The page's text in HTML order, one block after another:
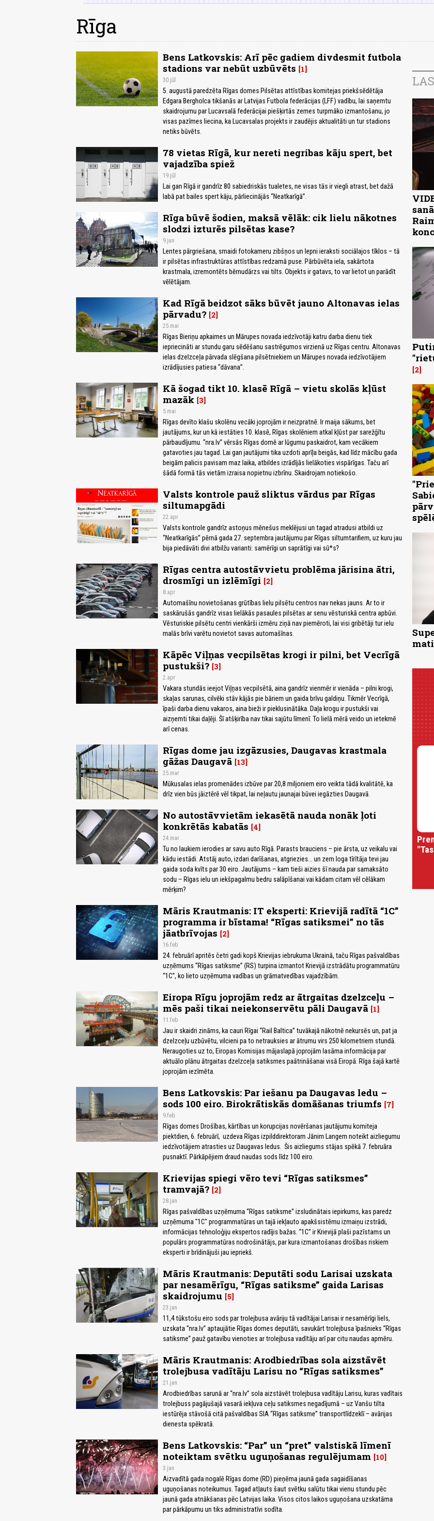
Rīga
Bens Latkovskis: Arī pēc gadiem divdesmit futbola
stadions var nebūt uzbūvēts 1
30.jūl
5. augustā paredzēta Rīgas domes Pilsētas attīstības komitejas priekšsēdētāja
Edgara Bergholca tikšanās ar Latvijas Futbola federācijas (LFF) vadību, lai saņemtu
skaidrojumu par Lucavsalā federācijai piešķirtās zemes turpmāko izmantošanu, jo
visas pazīmes liecina, ka Lucavsalas projekts ir zaudējis aktualitāti un tur stadions
netiks būvēts.
78 vietas Rīgā, kur nereti negribas kāju spert, bet
vajadzība spiež
19.jūl
Lai gan Rīgā ir gandrīz 80 sabiedriskās tualetes, ne visas tās ir viegli atrast, bet dažā
labā pat bailes spert kāju, pārliecinājās “Neatkarīgā”.
Rīga būvē šodien, maksā vēlāk: cik lielu nākotnes
slodzi izturēs pilsētas kase?
9.jun
Lentes pārgriešana, smaidi fotokameru zibšņos un lepni ieraksti sociālajos tīklos – tā
ir pilsētas infrastruktūras attīstības redzamā puse. Pārbūvēta iela, sakārtota
krastmala, izremontēts bērnudārzs vai tilts. Objekts ir gatavs, to var lietot un parādīt
vēlētājam.
Kad Rīgā beidzot sāks būvēt jauno Altonavas ielas
pārvadu? 2
25.mai
Rīgas Bieriņu apkaimes un Mārupes novada iedzīvotāji katru darba dienu tiek
iepriecināti ar stundu garu sēdēšanu sastrēgumos virzienā uz Rīgas centru. Altonavas
ielas dzelzceļa pārvada slēgšana pilsētniekiem un Mārupes novada iedzīvotājiem
izrādījusies patiesa “dāvana”.
Kā šogad tikt 10. klasē Rīgā – vietu skolās kļūst
mazāk 3
5.mai
Rīgas devīto klašu skolēnu vecāki joprojām ir neizpratnē. Ir maija sākums, bet
jautājums, kur un kā iestāties 10. klasē, Rīgas skolēniem atkal kļūst par sarežģītu
pārbaudījumu. “nra.lv” vērsās Rīgas domē ar lūgumu paskaidrot, kam vecākiem
gatavoties jau tagad. Lai gan jautājumi tika uzdoti aprīļa beigās, kad līdz mācību gada
beigām palicis pavisam maz laika, atbildes izrādījās lielākoties vispārīgas. Taču arī
šādā formā tās vietām izraisa nopietnu izbrīnu. Skaidrojam notiekošo.
Valsts kontrole pauž sliktus vārdus par Rīgas
siltumapgādi
22.apr
Valsts kontrole gandrīz astoņus mēnešus meklējusi un tagad atradusi atbildi uz
“Neatkarīgās” pērnā gada 27. septembra jautājumu par Rīgas siltumtarifiem, uz kuru jau
bija piedāvāti divi atbilžu varianti: samērīgi un saprātīgi vai sū*s?
Rīgas centra autostāvvietu problēma jārisina ātri,
drosmīgi un izlēmīgi 2
8.apr
Automašīnu novietošanas grūtības lielu pilsētu centros nav nekas jauns. Ar to ir
saskārušās gandrīz visas lielākās pasaules pilsētas ar senu vēsturiskā centra apbūvi.
Vēsturiskie pilsētu centri vienkārši izmēru ziņā nav piemēroti, lai visi gribētāji tur ielu
malās brīvi varētu novietot savas automašīnas.
Kāpēc Viļņas vecpilsētas krogi ir pilni, bet Vecrīgā
pustukši? 3
2.apr
Vakara stundās ieejot Viļņas vecpilsētā, aina gandrīz vienmēr ir vienāda – pilni krogi,
skaļas sarunas, cilvēki stāv kājās pie bāriem un gaida brīvu galdiņu. Tikmēr Vecrīgā,
īpaši darba dienu vakaros, aina bieži ir pieklusinātāka. Daļa krogu ir pustukši vai
aizņemti tikai daļēji. Šī atšķirība nav tikai sajūtu līmenī. To lielā mērā veido un ietekmē
arī cenas.
Rīgas dome jau izgāzusies, Daugavas krastmala
gāžas Daugavā 13
25.mar
Mūkusalas ielas promenādes izbūve par 20,8 miljoniem eiro veikta tādā kvalitātē, ka
drīz vien būs jāiztērē vēl tikpat, lai neļautu jaunajai būvei iegāzties Daugavā.
No autostāvvietām iekasētā nauda nonāk ļoti
konkrētās kabatās 4
24.mar
Tu no laukiem ierodies ar savu auto Rīgā. Parasts brauciens – pie ārsta, uz veikalu vai
kādu iestādi. Atstāj auto, izdari darīšanas, atgriezies… un zem loga tīrītāja tevi jau
gaida soda kvīts par 30 eiro. Jautājums – kam tieši aizies šī nauda par samaksāto
sodu – Rīgas ielu un iekšpagalmu bedru salāpīšanai vai kādam citam vēl cēlākam
mērķim?
Māris Krautmanis: IT eksperti: Krievijā radītā “1C”
programma ir bīstama! “Rīgas satiksmei” no tās
jāatbrīvojas 2
16.feb
24. februārī apritēs četri gadi kopš Krievijas iebrukuma Ukrainā, taču Rīgas pašvaldības
uzņēmums “Rīgas satiksme” (RS) turpina izmantot Krievijā izstrādātu programmatūru
“1C”, ko lieto uzņēmuma vadības un grāmatvedības vajadzībām.
Eiropa Rīgu joprojām redz ar ātrgaitas dzelzceļu –
mēs paši tikai neiekonservētu pāli Daugavā 1
11.feb
Jau ir skaidri zināms, ka cauri Rīgai “Rail Baltica” tuvākajā nākotnē nekursēs un, pat ja
dzelzceļu uzbūvētu, vilcieni pa to netrauksies ar ātrumu virs 250 kilometriem stundā.
Neraugoties uz to, Eiropas Komisijas mājaslapā joprojām lasāma informācija par
aktuālo plānu ātrgaitas dzelzceļa satiksmes paātrināšanai visā Eiropā. Rīga šajā kartē
joprojām iezīmēta.
Bens Latkovskis: Par iešanu pa Daugavas ledu –
sods 100 eiro. Birokrātiskās domāšanas triumfs 7
9.feb
Rīgas domes Drošības, kārtības un korupcijas novēršanas jautājumu komiteja
piektdien, 6. februārī, uzdeva Rīgas izpilddirektoram Jānim Langem noteikt aizliegumu
iedzīvotājiem atrasties uz Daugavas ledus. Šis aizliegums stājas spēkā 7. februāra
pusnaktī. Pārkāpējiem draud naudas sods līdz 100 eiro.
Krievijas spiegi vēro tevi “Rīgas satiksmes”
tramvajā? 2
28.jan
Rīgas pašvaldības uzņēmuma “Rīgas satiksme” izsludinātais iepirkums, kas paredz
uzņēmuma "1C" programmatūras un tajā iekļauto apakšsistēmu izmaiņu izstrādi,
informācijas tehnoloģiju ekspertos radījis bažas. “1C” ir Krievijā plaši pazīstams un
populārs programmatūras nodrošinātājs, par kura izmantošanas drošības riskiem
eksperti ir brīdinājuši jau iepriekš.
Māris Krautmanis: Deputāti sodu Larisai uzskata
par nesamērīgu, “Rīgas satiksme” gaida Larisas
skaidrojumu 5
23.jan
11,4 tūkstošu eiro sods par trolejbusa avāriju tā vadītājai Larisai ir nesamērīgi liels,
uzskata “nra.lv” aptaujātie Rīgas domes deputāti, savukārt trolejbusa īpašnieks “Rīgas
satiksme” pauž gatavību vienoties ar trolejbusa vadītāju arī par citu naudas apmēru.
Māris Krautmanis: Arodbiedrības sola aizstāvēt
trolejbusa vadītāju Larisu no “Rīgas satiksmes”
21.jan
Arodbiedrības sarunā ar “nra.lv” sola aizstāvēt trolejbusa vadītāju Larisu, kuras vadītais
trolejbuss pagājušajā vasarā iekļuva ceļu satiksmes negadījumā – uz Vanšu tilta
iestūrēja stāvošā citā pašvaldības SIA “Rīgas satiksme” transportlīdzeklī – avārijas
dienesta spēkratā.
Bens Latkovskis: “Par” un “pret” valstiskā līmenī
noteiktam svētku uguņošanas regulējumam 10
3.jan
Aizvadītā gada nogalē Rīgas dome (RD) pieņēma jaunā gada sagaidīšanas
uguņošanas noteikumus. Tagad atļauts šaut svētku salūtu tikai vienu stundu pēc
jaunā gada atnākšanas pēc Latvijas laika. Visos citos laikos uguņošana uzskatāma
par pārkāpumu un tiks administratīvi sodīta.
2